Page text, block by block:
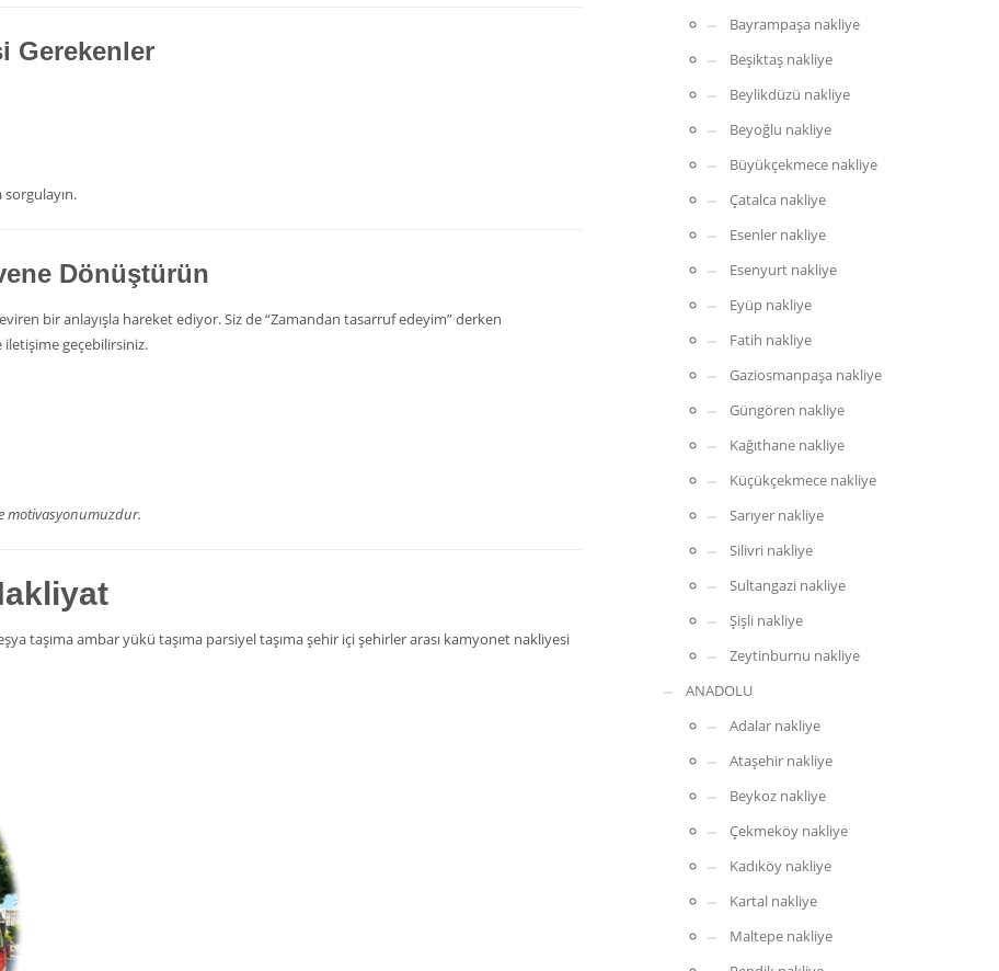
Gerekenler
Dönüştürün
bir anlayışla hareket ediyor. Siz de “Zamandan tasarruf edeyim” derken
geçebilirsiniz.
motivasyonumuzdur.
taşıma ambar yükü taşıma parsiyel taşıma şehir içi şehirler arası kamyonet nakliyesi
Bayrampaşa nakliye
Beşiktaş nakliye
Beylikdüzü nakliye
Beyoğlu nakliye
Büyükçekmece nakliye
Çatalca nakliye
Esenler nakliye
Esenyurt nakliye
Eyüp nakliye
Fatih nakliye
Gaziosmanpaşa nakliye
Güngören nakliye
Kağıthane nakliye
Küçükçekmece nakliye
Sarıyer nakliye
Silivri nakliye
Sultangazi nakliye
Şişli nakliye
Zeytinburnu nakliye
ANADOLU
Adalar nakliye
Ataşehir nakliye
Beykoz nakliye
Çekmeköy nakliye
Kadıköy nakliye
Kartal nakliye
Maltepe nakliye